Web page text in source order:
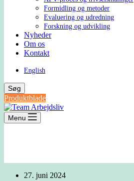
Formidling og metoder
Evaluering og udredning
Forskning og udvikling
Nyheder
Om os
Kontakt
English
Søg
Produktblade
Menu
27. juni 2024